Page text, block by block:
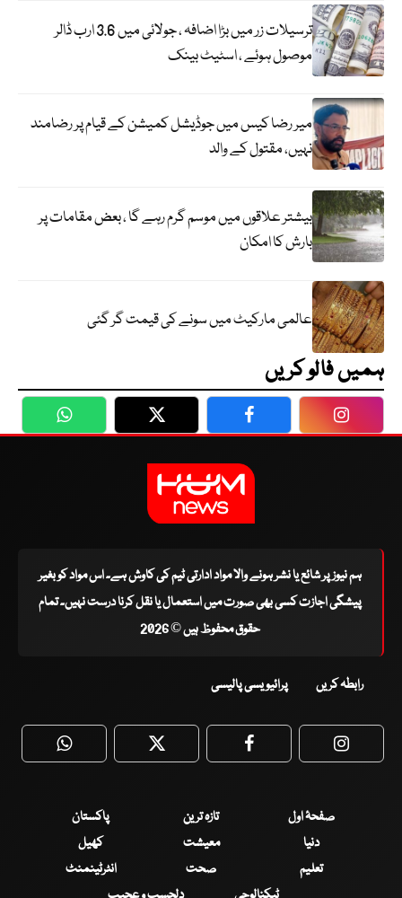
ترسیلات زر میں بڑا اضافہ ، جولائی میں 3.6 ارب ڈالر
موصول ہوئے ، اسٹیٹ بینک
میر رضا کیس میں جوڈیشل کمیشن کے قیام پر رضامند
نہیں، مقتول کے والد
بیشتر علاقوں میں موسم گرم رہے گا ، بعض مقامات پر
بارش کا امکان
عالمی مارکیٹ میں سونے کی قیمت گر گئی
ہمیں فالو کریں
WhatsApp Twitter Facebook
ہم نیوز پر شائع یا نشر ہونے والا مواد ادارتی ٹیم کی کاوش ہے۔ اس مواد کو بغیر
پیشگی اجازت کسی بھی صورت میں استعمال یا نقل کرنا درست نہیں۔ تمام
حقوق محفوظ ہیں © 2026
رابطہ کریں پرائیویسی پالیسی
WhatsApp Twitter Facebook
صفحۂ اول تازہ ترین
پاکستان
دنیا
معیشت
کھیل
تعلیم
صحت
انٹرٹینمنٹ